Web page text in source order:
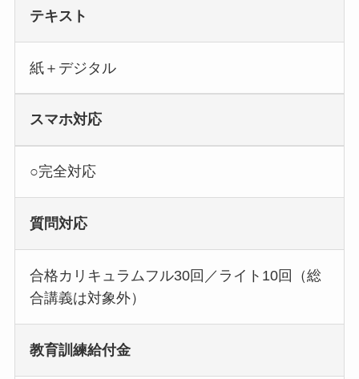
テキスト
紙＋デジタル
スマホ対応
○完全対応
質問対応
合格カリキュラムフル30回／ライト10回（総
合講義は対象外）
教育訓練給付金